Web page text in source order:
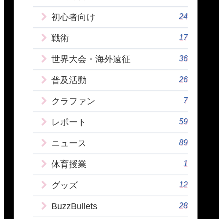
初心者向け 24
戦術 17
世界大会・海外遠征 36
普及活動 26
クラファン 7
レポート 59
ニュース 89
体育授業 1
グッズ 12
BuzzBullets 28